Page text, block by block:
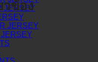
JERSEY
JERSEY
วข้อง